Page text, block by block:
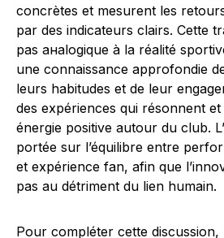
concrètes et mesurent les
par des indicateurs clairs. Cette
pas анаlogique à la réalité
une connaissance approfondie
leurs habitudes et de leur
des expériences qui résonnent
énergie positive autour du club.
portée sur l’équilibre entre
et expérience fan, afin que
pas au détriment du lien humain.
Pour compléter cette discussion,